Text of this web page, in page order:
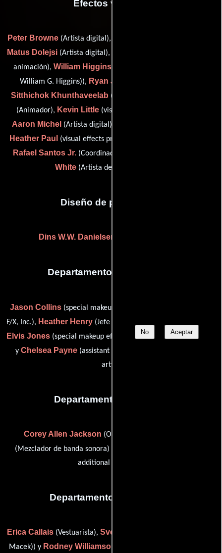
No Aceptar
Efectos visuales
Peter Browne (Artista digital),
Matus Dolejsi (Artista digital),
animación), William Higgins
William G. Higgins)), Ryan Jensen
Sitthichok Khunthaveelab (Animador),
(Animador), Kevin Little (visual effects creative director),
Aaron Michel (Artista digital),
Heather Paul (visual effects producer: Lux Visual Effects Inc.),
Rafael Santos Jr. (Coordinador de efectos visuales) y
White (Artista de efectos visuales)
Diseño de producción
Dins W.W. Danielsen
Departamento de maquillaje
Jason Collins(special makeup effects designer: Autonomous
F/X, Inc.), Heather Henry(Jefe de estilistas/Jefe de maquillaje),
Elvis Jones (special makeup effects designer: Autonomous F/X)
y Chelsea Payne (assistant hair stylist / assistant makeup
artist)
Departamento de musica
Corey Allen Jackson (Orquestador),
(Mezclador de banda sonora) y
additional music (u))
Departamento de vestuario
Erica Callais(Vestuarista), Svea Macek
Macek)) y Rodney Williamson